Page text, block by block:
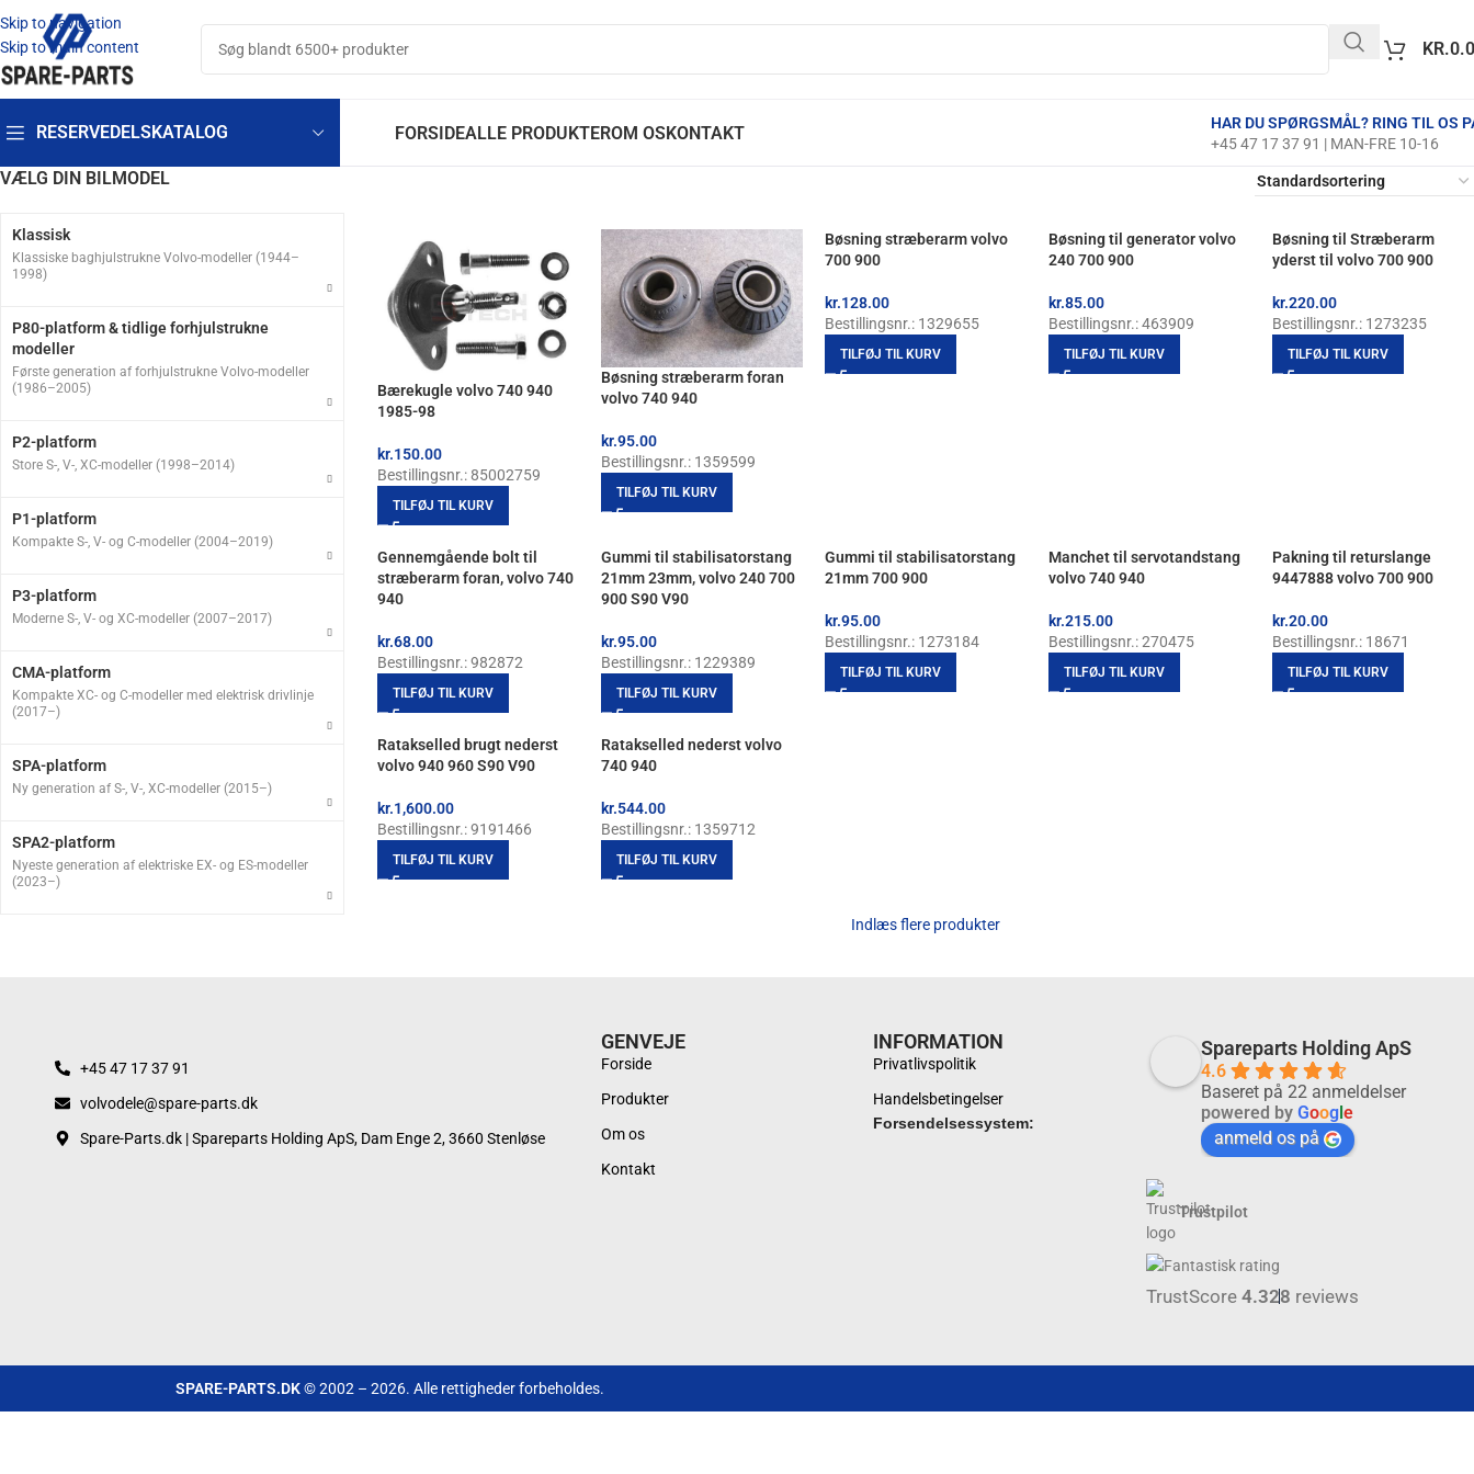
Skip to navigation
Skip to main content
KR.
RESERVEDELSKATALOG FORSIDEALLE PRODUKTEROM OSKONTAKT
HAR DU SPØRGSMÅL? RING TIL OS
+45 47 17 37 91 | MAN-FRE 10-16
VÆLG DIN BILMODEL
Klassisk
Klassiske baghjulstrukne Volvo-modeller (1944–
1998)
P80-platform & tidlige forhjulstrukne
modeller
Første generation af forhjulstrukne Volvo-modeller
(1986–2005)
P2-platform
Store S-, V-, XC-modeller (1998–2014)
P1-platform
Kompakte S-, V- og C-modeller (2004–2019)
P3-platform
Moderne S-, V- og XC-modeller (2007–2017)
CMA-platform
Kompakte XC- og C-modeller med elektrisk drivlinje
(2017–)
SPA-platform
Ny generation af S-, V-, XC-modeller (2015–)
SPA2-platform
Nyeste generation af elektriske EX- og ES-modeller
(2023–)
Bærekugle volvo 740 940
1985-98
kr.150.00
Bestillingsnr.: 85002759
TILFØJ TIL KURV
Bøsning stræberarm foran
volvo 740 940
kr.95.00
Bestillingsnr.: 1359599
TILFØJ TIL KURV
Bøsning stræberarm volvo
700 900
kr.128.00
Bestillingsnr.: 1329655
TILFØJ TIL KURV
Bøsning til generator volvo
240 700 900
kr.85.00
Bestillingsnr.: 463909
TILFØJ TIL KURV
Bøsning til Stræberarm
yderst til volvo 700 900
kr.220.00
Bestillingsnr.: 1273235
TILFØJ TIL KURV
Gennemgående bolt til
stræberarm foran, volvo 740
940
kr.68.00
Bestillingsnr.: 982872
TILFØJ TIL KURV
Gummi til stabilisatorstang
21mm 23mm, volvo 240 700
900 S90 V90
kr.95.00
Bestillingsnr.: 1229389
TILFØJ TIL KURV
Gummi til stabilisatorstang
21mm 700 900
kr.95.00
Bestillingsnr.: 1273184
TILFØJ TIL KURV
Manchet til servotandstang
volvo 740 940
kr.215.00
Bestillingsnr.: 270475
TILFØJ TIL KURV
Pakning til returslange
9447888 volvo 700 900
kr.20.00
Bestillingsnr.: 18671
TILFØJ TIL KURV
Ratakselled brugt nederst
volvo 940 960 S90 V90
kr.1,600.00
Bestillingsnr.: 9191466
TILFØJ TIL KURV
Ratakselled nederst volvo
740 940
kr.544.00
Bestillingsnr.: 1359712
TILFØJ TIL KURV
Indlæs flere produkter
+45 47 17 37 91
volvodele@spare-parts.dk
Spare-Parts.dk | Spareparts Holding ApS, Dam Enge 2, 3660 Stenløse
GENVEJE
Forside
Produkter
Om os
Kontakt
INFORMATION
Privatlivspolitik
Handelsbetingelser
Forsendelsessystem:
Spareparts Holding ApS
4.6
Baseret på 22 anmeldelser
powered byGoogle
anmeld os på
Trustpilot
TrustScore4.328 reviews
SPARE-PARTS.DK© 2002 – 2026. Alle rettigheder forbeholdes.